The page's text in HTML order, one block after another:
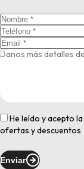
He leído y acepto la
ofertas y descuentos
Enviar